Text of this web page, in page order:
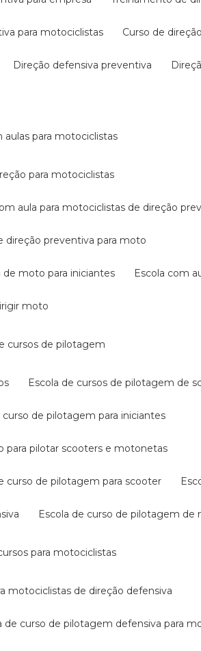
para motociclistas curso de
direção defensiva preventiva
aulas para motociclistas
para motociclistas
aula para motociclistas de direção
direção preventiva para moto
de moto para iniciantes escola com
moto
cursos de pilotagem
escola de cursos de pilotagem de
curso de pilotagem para iniciantes
para pilotar scooters e motonetas
curso de pilotagem para scooter
escola de curso de pilotagem de
para motociclistas
motociclistas de direção defensiva
de curso de pilotagem defensiva para